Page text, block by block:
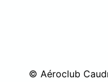
© Aéroclub